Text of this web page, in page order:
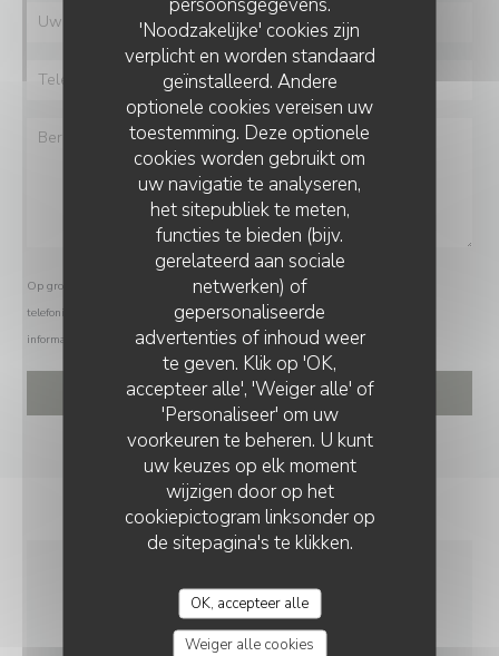
'Noodzakelijke' cookies zijn
verplicht en worden standaard
geïnstalleerd. Andere
optionele cookies vereisen uw
toestemming. Deze optionele
cookies worden gebruikt om
uw navigatie te analyseren,
het sitepubliek te meten,
functies te bieden (bijv.
gerelateerd aan sociale
netwerken) of
gepersonaliseerde
advertenties of inhoud weer
te geven. Klik op 'OK,
accepteer alle', 'Weiger alle' of
'Personaliseer' om uw
voorkeuren te beheren. U kunt
uw keuzes op elk moment
wijzigen door op het
cookiepictogram linksonder op
de sitepagina's te klikken.
OK, accepteer alle
Weiger alle cookies
Op grond van de privacywetgeving heeft u het recht om u af te melden voor
telefonische marketing via het Bel-me-niet Register:bel-me-niet.nl
informatie over hoe wij uw gegevens verwerken, zie onsprivacybeleid
ALGEMENE INFORMATIE